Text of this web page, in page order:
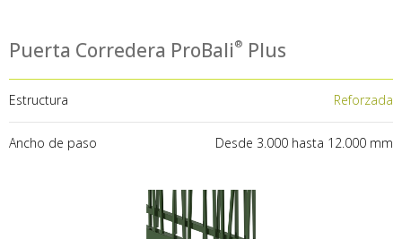
Puerta Corredera ProBali Plus
Estructura Reforzada
Ancho de paso Desde 3.000 hasta 12.000 mm